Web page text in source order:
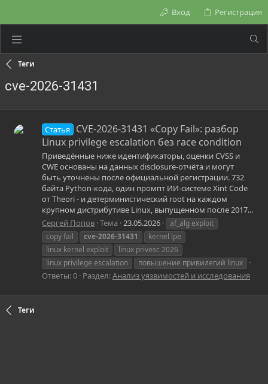
Вход Регистрация
Теги
cve-2026-31431
Статья
CVE-2026-31431 «Copy Fail»: разбор
Linux privilege escalation без race condition
Приведённые ниже идентификаторы, оценки CVSS и
CWE основаны на данных disclosure-отчёта и могут
быть уточнены после официальной регистрации. 732
байта Python-кода, один промпт ИИ-системе Xint Code
от Theori - и детерминистический root на каждом
крупном дистрибутиве Linux, выпущенном после 2017...
Сергей Попов Тема 23.05.2026
af_alg exploit
copy fail
cve-2026-31431
kernel lpe
linux kernel exploit
linux privesc 2026
linux privilege escalation
повышение привилегий linux
Ответы: 0 Раздел:Анализ уязвимостей и исследования
Теги